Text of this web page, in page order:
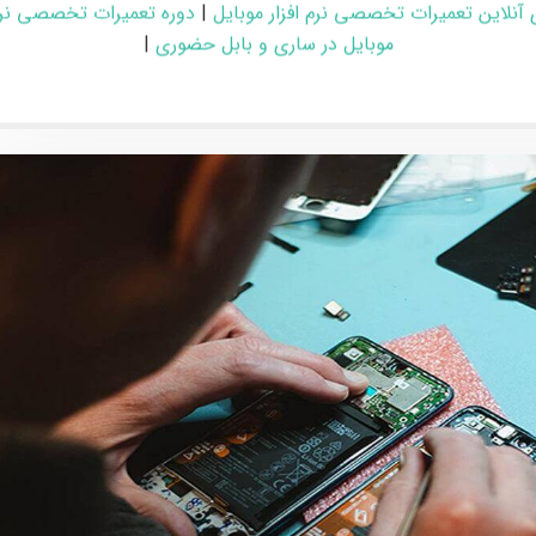
آنلاین تعمیرات تخصصی نرم افزار موبایل | دوره تعمیرات تخصصی
موبایل در ساری و بابل حضوری |